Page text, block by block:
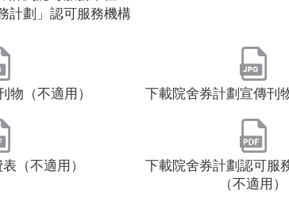
計劃」認可服務機構
物（不適用） 下載院舍券計劃宣傳刊
（不適用）
下載院舍券計劃認可服
（不適用）